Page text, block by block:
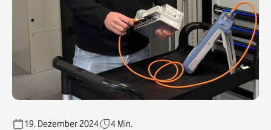
19. Dezember 2024 4 Min.